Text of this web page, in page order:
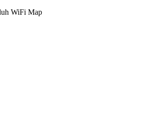
WiFi Map